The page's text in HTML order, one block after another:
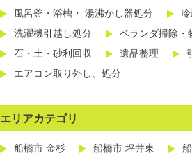
風呂釜・浴槽・ 湯沸かし器処分
洗濯機引越し処分
ベランダ掃除・
石・土・砂利回収
遺品整理
エアコン取り外し、処分
エリアカテゴリ
船橋市 金杉 船橋市 坪井東